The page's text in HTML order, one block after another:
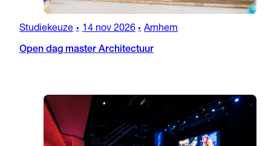
Studiekeuze • 14 nov 2026 • Arnhem
Open dag master Architectuur